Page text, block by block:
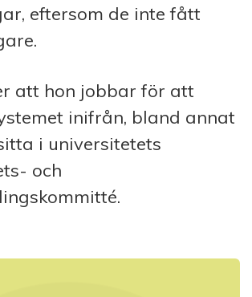
eftersom de inte fått
att hon jobbar för att
inifrån, bland annat
i universitetets
och